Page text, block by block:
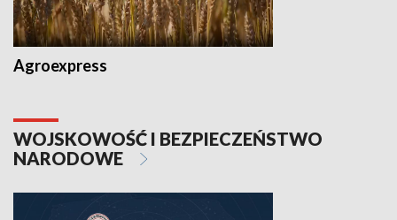
Agroexpress
WOJSKOWOŚĆ I BEZPIECZEŃSTWO
NARODOWE